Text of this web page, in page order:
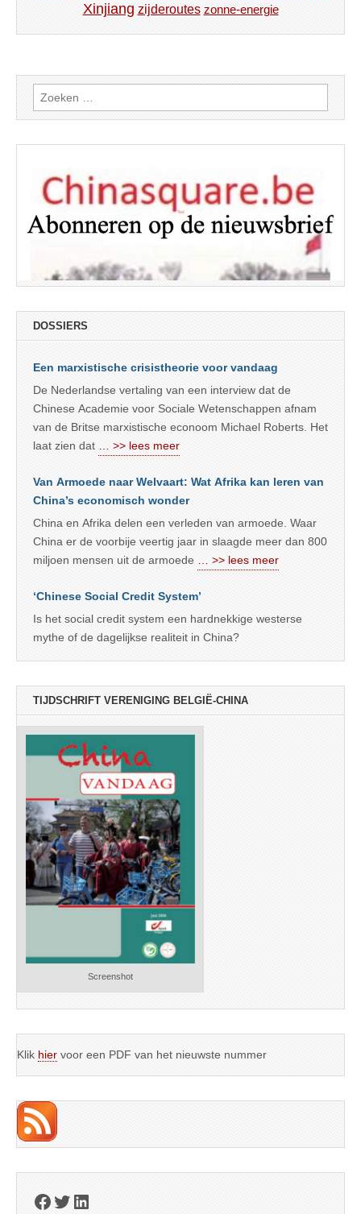
Xinjiang zijderoutes zonne-energie
Zoeken
naar:
DOSSIERS
Een marxistische crisistheorie voor vandaag
De Nederlandse vertaling van een interview dat de
Chinese Academie voor Sociale Wetenschappen afnam
van de Britse marxistische econoom Michael Roberts. Het
laat zien dat
… >> lees meer
Van Armoede naar Welvaart: Wat Afrika kan leren van
China’s economisch wonder
China en Afrika delen een verleden van armoede. Waar
China er de voorbije veertig jaar in slaagde meer dan 800
miljoen mensen uit de armoede
… >> lees meer
‘Chinese Social Credit System’
Is het social credit system een hardnekkige westerse
mythe of de dagelijkse realiteit in China?
TIJDSCHRIFT VERENIGING BELGIË-CHINA
Screenshot
Klik hier voor een PDF van het nieuwste nummer
Facebook
Twitter
LinkedIn